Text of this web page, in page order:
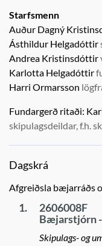
Starfsmenn
Auður Dagný
Ásthildur Helgadóttir
Andrea Kristinsdóttir
Karlotta Helgadóttir
Harri Ormarsson
Fundargerð ritaði:
skipulagsdeildar, f.h.
Dagskrá
Afgreiðsla bæjarráðs
1.
2606008F
Bæjarstjórn -
Skipulags- og